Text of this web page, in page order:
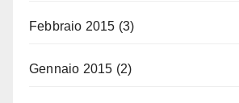
Febbraio 2015 (3)
Gennaio 2015 (2)